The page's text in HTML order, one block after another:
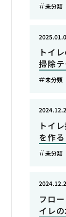
未分類
トイ
掃除
未分類
トイ
を作る
未分類
フロ
イレ